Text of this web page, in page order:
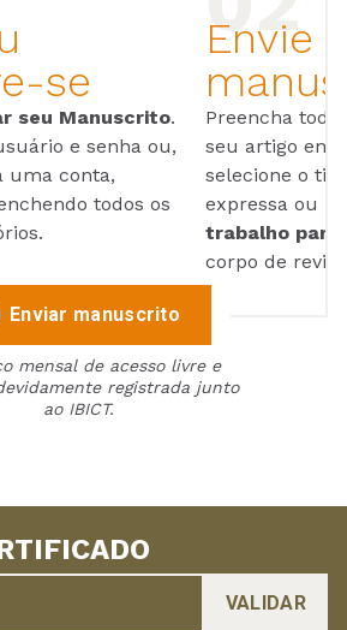
se
seu Manuscrito.
e senha ou,
uma conta,
todos os
Envie
Preencha
seu artigo em
selecione o
expressa ou
trabalho para
corpo de
Enviar manuscrito
mensal de acesso livre e
registrada junto
ao IBICT.